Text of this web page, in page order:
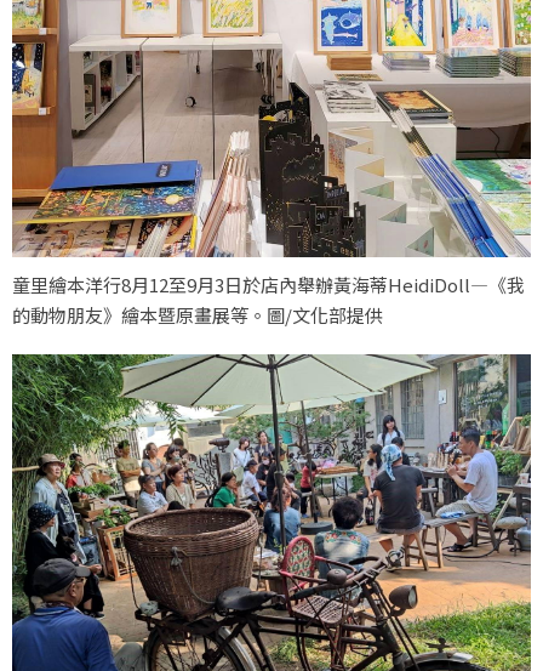
童里繪本洋行8月12至9月3日於店內舉辦黃海蒂HeidiDoll—《我
的動物朋友》繪本暨原畫展等。圖/文化部提供